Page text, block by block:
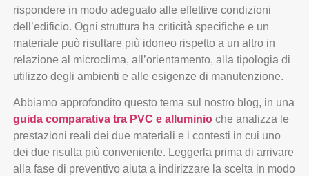
rispondere in modo adeguato alle effettive condizioni
dell’edificio. Ogni struttura ha criticità specifiche e un
materiale può risultare più idoneo rispetto a un altro in
relazione al microclima, all’orientamento, alla tipologia di
utilizzo degli ambienti e alle esigenze di manutenzione.
Abbiamo approfondito questo tema sul nostro blog, in una
guida comparativa tra PVC e alluminioche analizza le
prestazioni reali dei due materiali e i contesti in cui uno
dei due risulta più conveniente. Leggerla prima di arrivare
alla fase di preventivo aiuta a indirizzare la scelta in modo